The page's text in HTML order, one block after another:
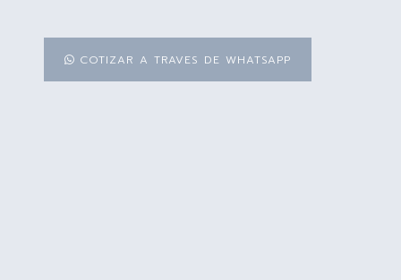
COTIZAR A TRAVES DE WHATSAPP